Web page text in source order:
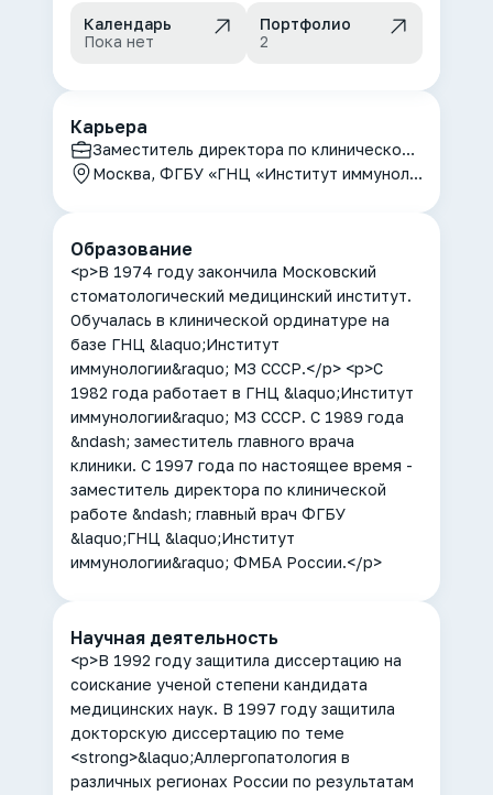
Календарь
Пока нет
Портфолио
2
Карьера
Заместитель директора по клинической работе, главный врач
Москва, ФГБУ «ГНЦ «Институт иммунологии» ФМБА России
Образование
<p>В 1974 году закончила Московский
стоматологический медицинский институт.
Обучалась в клинической ординатуре на
базе ГНЦ &laquo;Институт
иммунологии&raquo; МЗ СССР.</p> <p>С
1982 года работает в ГНЦ &laquo;Институт
иммунологии&raquo; МЗ СССР. С 1989 года
&ndash; заместитель главного врача
клиники. С 1997 года по настоящее время -
заместитель директора по клинической
работе &ndash; главный врач ФГБУ
&laquo;ГНЦ &laquo;Институт
иммунологии&raquo; ФМБА России.</p>
Научная деятельность
<p>В 1992 году защитила диссертацию на
соискание ученой степени кандидата
медицинских наук. В 1997 году защитила
докторскую диссертацию по теме
<strong>&laquo;Аллергопатология в
различных регионах России по результатам